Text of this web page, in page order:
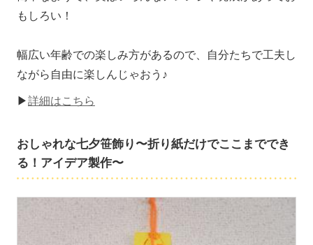
もしろい！
幅広い年齢での楽しみ方があるので、自分たちで工夫し
ながら自由に楽しんじゃおう♪
▶詳細はこちら
おしゃれな七夕笹飾り〜折り紙だけでここまででき
る！アイデア製作〜